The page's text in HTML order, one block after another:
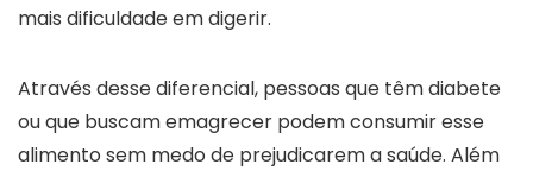
mais dificuldade em digerir.
Através desse diferencial, pessoas que têm diabete
ou que buscam emagrecer podem consumir esse
alimento sem medo de prejudicarem a saúde. Além